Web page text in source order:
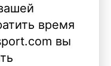
время
вы